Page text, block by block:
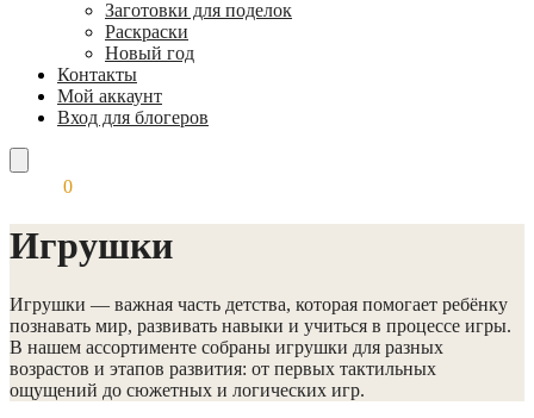
Заготовки для поделок
Раскраски
Новый год
Контакты
Мой аккаунт
Вход для блогеров
0
Игрушки
Игрушки — важная часть детства, которая помогает ребёнку
познавать мир, развивать навыки и учиться в процессе игры.
В нашем ассортименте собраны игрушки для разных
возрастов и этапов развития: от первых тактильных
ощущений до сюжетных и логических игр.